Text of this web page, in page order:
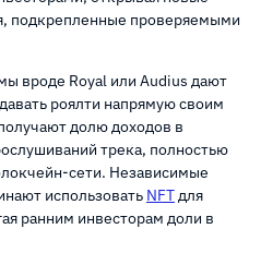
подкрепленные проверяемыми
вроде Royal или Audius дают
роялти напрямую своим
долю доходов в
трека, полностью
сети. Независимые
использовать NFT для
ранним инвесторам доли в